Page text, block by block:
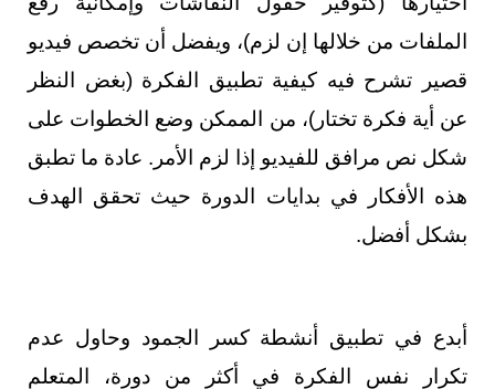
الملفات من خلالها إن لزم)، ويفضل أن تخصص فيديو
قصير تشرح فيه كيفية تطبيق الفكرة (بغض النظر
عن أية فكرة تختار)، من الممكن وضع الخطوات على
شكل نص مرافق للفيديو إذا لزم الأمر. عادة ما تطبق
هذه الأفكار في بدايات الدورة حيث تحقق الهدف
بشكل أفضل.
أبدع في تطبيق أنشطة كسر الجمود وحاول عدم
تكرار نفس الفكرة في أكثر من دورة، المتعلم